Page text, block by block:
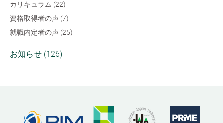
カリキュラム (22)
資格取得者の声 (7)
就職内定者の声 (25)
お知らせ (126)